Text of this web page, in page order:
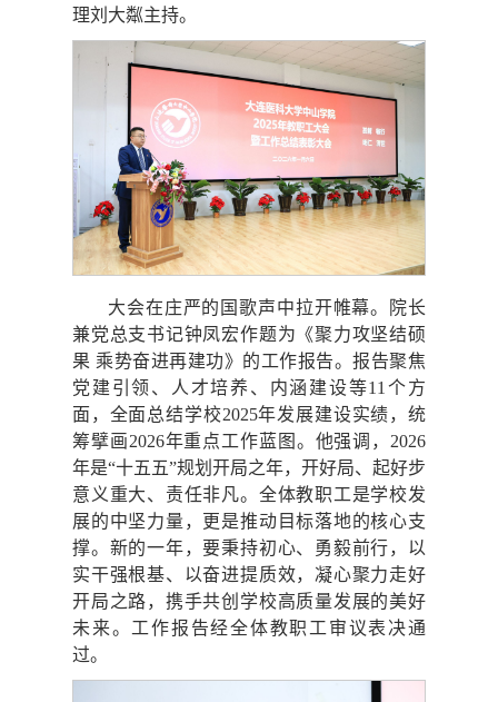
理刘大粼主持。
大会在庄严的国歌声中拉开帷幕。院长
兼党总支书记钟凤宏作题为《聚力攻坚结硕
果 乘势奋进再建功》的工作报告。报告聚焦
党建引领、人才培养、内涵建设等11个方
面，全面总结学校2025年发展建设实绩，统
筹擘画2026年重点工作蓝图。他强调，2026
年是“十五五”规划开局之年，开好局、起好步
意义重大、责任非凡。全体教职工是学校发
展的中坚力量，更是推动目标落地的核心支
撑。新的一年，要秉持初心、勇毅前行，以
实干强根基、以奋进提质效，凝心聚力走好
开局之路，携手共创学校高质量发展的美好
未来。工作报告经全体教职工审议表决通
过。